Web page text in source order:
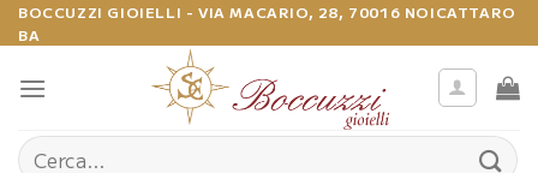
Salta
ai
contenuti
BOCCUZZI GIOIELLI - VIA MACARIO, 28, 70016 NOICATTARO
BA
Cerca: